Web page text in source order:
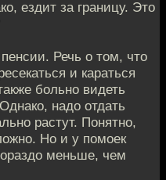
ездит за границу. Это
Речь о том, что
и караться
больно видеть
надо отдать
растут. Понятно,
Но и у помоек
меньше, чем